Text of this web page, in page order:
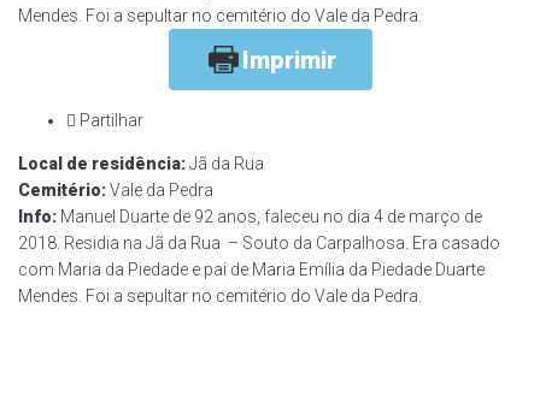
Mendes. Foi a sepultar no cemitério do Vale da Pedra.
Imprimir
Partilhar
Local de residência:Jã da Rua
Cemitério:Vale da Pedra
Info: Manuel Duarte de 92 anos, faleceu no dia 4 de março de
2018. Residia na Jã da Rua – Souto da Carpalhosa. Era casado
com Maria da Piedade e pai de Maria Emília da Piedade Duarte
Mendes. Foi a sepultar no cemitério do Vale da Pedra.